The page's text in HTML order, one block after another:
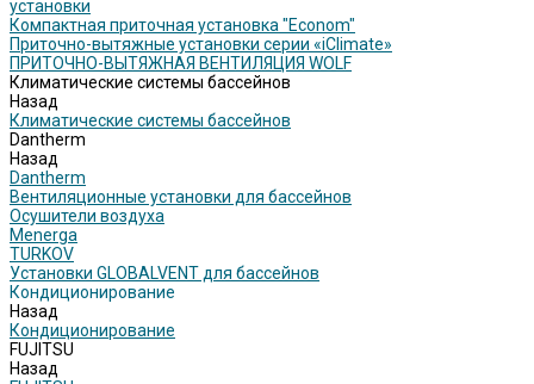
установки
Компактная приточная установка "Econom"
Приточно-вытяжные установки серии «iClimate»
ПРИТОЧНО-ВЫТЯЖНАЯ ВЕНТИЛЯЦИЯ WOLF
Климатические системы бассейнов
Назад
Климатические системы бассейнов
Dantherm
Назад
Dantherm
Вентиляционные установки для бассейнов
Осушители воздуха
Menerga
TURKOV
Установки GLOBALVENT для бассейнов
Кондиционирование
Назад
Кондиционирование
FUJITSU
Назад